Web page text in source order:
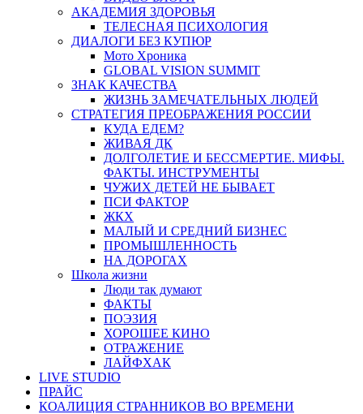
АКАДЕМИЯ ЗДОРОВЬЯ
ТЕЛЕСНАЯ ПСИХОЛОГИЯ
ДИАЛОГИ БЕЗ КУПЮР
Мото Хроника
GLOBAL VISION SUMMIT
ЗНАК КАЧЕСТВА
ЖИЗНЬ ЗАМЕЧАТЕЛЬНЫХ ЛЮДЕЙ
СТРАТЕГИЯ ПРЕОБРАЖЕНИЯ РОССИИ
КУДА ЕДЕМ?
ЖИВАЯ ДК
ДОЛГОЛЕТИЕ И БЕССМЕРТИЕ. МИФЫ.
ФАКТЫ. ИНСТРУМЕНТЫ
ЧУЖИХ ДЕТЕЙ НЕ БЫВАЕТ
ПСИ ФАКТОР
ЖКХ
МАЛЫЙ И СРЕДНИЙ БИЗНЕС
ПРОМЫШЛЕННОСТЬ
НА ДОРОГАХ
Школа жизни
Люди так думают
ФАКТЫ
ПОЭЗИЯ
ХОРОШЕЕ КИНО
ОТРАЖЕНИЕ
ЛАЙФХАК
LIVE STUDIO
ПРАЙС
КОАЛИЦИЯ СТРАННИКОВ ВО ВРЕМЕНИ